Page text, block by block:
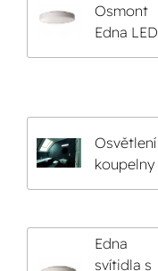
Osmont
Edna LED
Osvětlení
koupelny
Edna
svítidla s